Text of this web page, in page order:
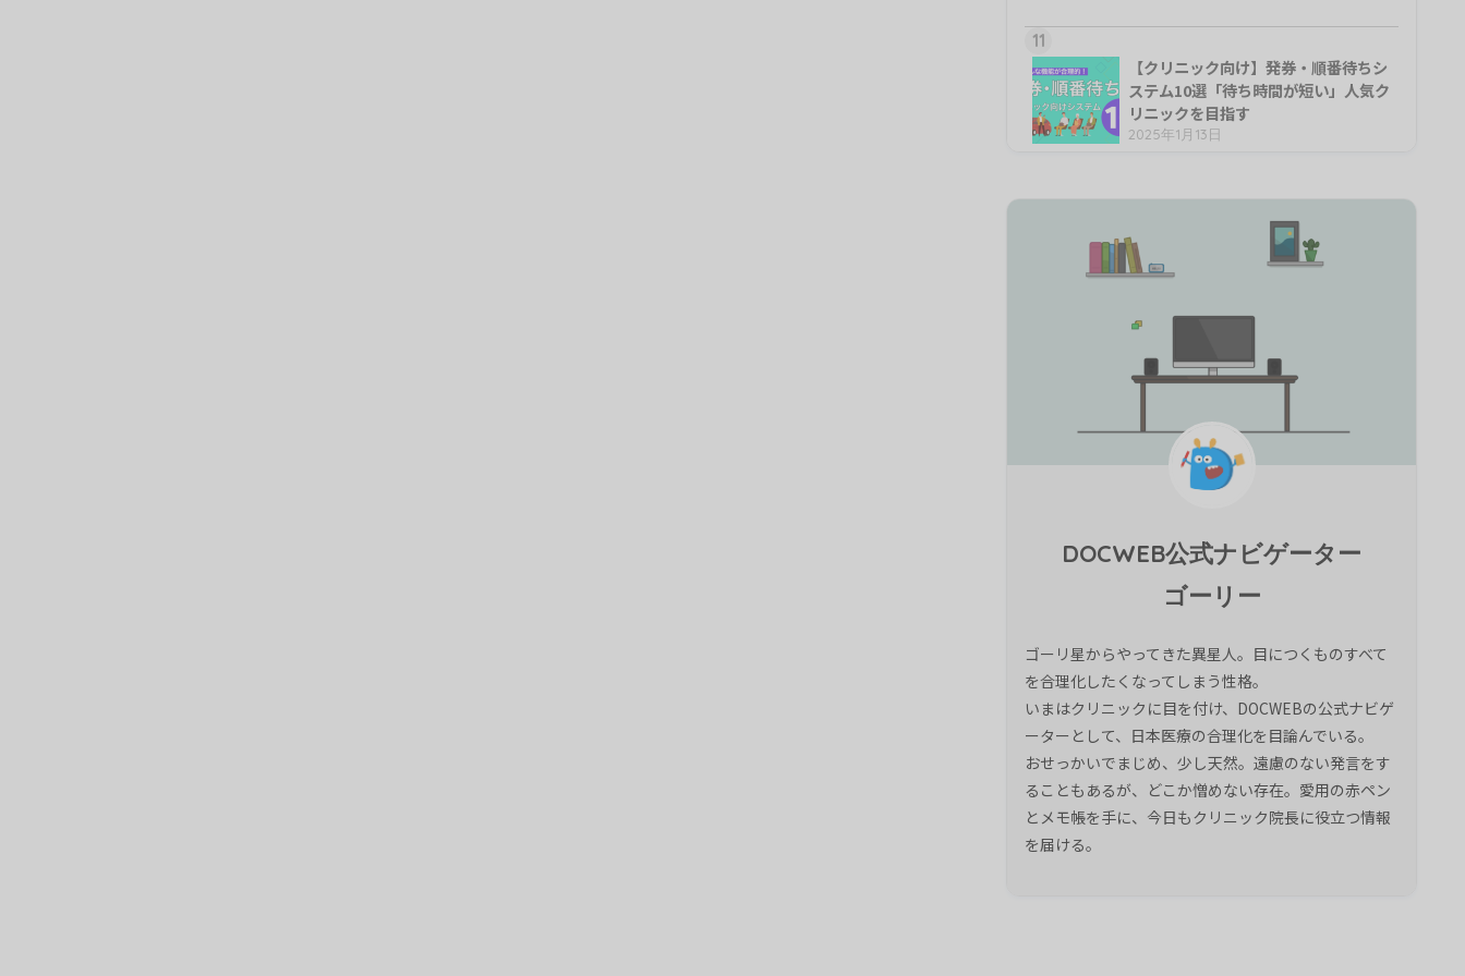
11
【クリニック向け】発券・順番待ちシ
ステム10選「待ち時間が短い」人気ク
リニックを目指す
2025年1月13日
DOCWEB公式ナビゲーター
ゴーリー
ゴーリ星からやってきた異星人。目につくものすべて
を合理化したくなってしまう性格。
いまはクリニックに目を付け、DOCWEBの公式ナビゲ
ーターとして、日本医療の合理化を目論んでいる。
おせっかいでまじめ、少し天然。遠慮のない発言をす
ることもあるが、どこか憎めない存在。愛用の赤ペン
とメモ帳を手に、今日もクリニック院長に役立つ情報
を届ける。